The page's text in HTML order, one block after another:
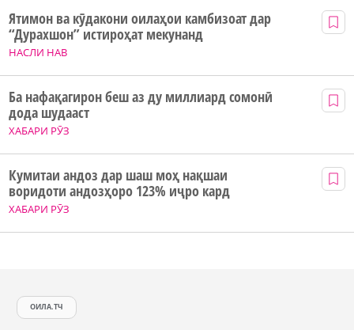
НАСЛИ НАВ
Ятимон ва кӯдакони оилаҳои камбизоат дар
“Дурахшон” истироҳат мекунанд
ХАБАРИ РӮЗ
Ба нафақагирон беш аз ду миллиард сомонӣ
дода шудааст
ХАБАРИ РӮЗ
Кумитаи андоз дар шаш моҳ нақшаи
воридоти андозҳоро 123% иҷро кард
ОИЛА.ТЧ